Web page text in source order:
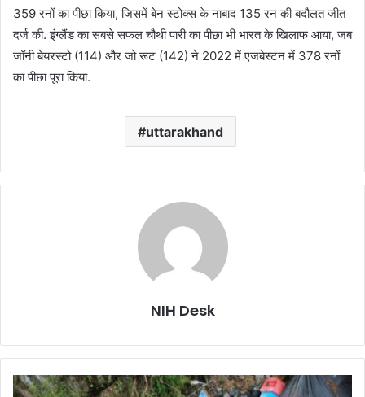
359 रनों का पीछा किया, जिसमें बेन स्टोक्स के नाबाद 135 रन की बदौलत जीत
दर्ज की. इंग्लैंड का सबसे सफल चौथी पारी का पीछा भी भारत के खिलाफ आया, जब
जॉनी बेयरस्टो (114) और जो रूट (142) ने 2022 में एजबेस्टन में 378 रनों
का पीछा पूरा किया.
uttarakhand
NIH Desk
मलबे